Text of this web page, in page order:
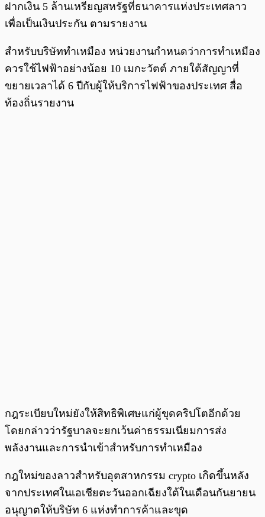
ฝากเงิน 5 ล้านเหรียญสหรัฐที่ธนาคารแห่งประเทศลาว
เพื่อเป็นเงินประกัน ตามรายงาน
สำหรับบริษัททำเหมือง หน่วยงานกำหนดว่าการทำเหมือง
ควรใช้ไฟฟ้าอย่างน้อย 10 เมกะวัตต์ ภายใต้สัญญาที่
ขยายเวลาได้ 6 ปีกับผู้ให้บริการไฟฟ้าของประเทศ สื่อ
ท้องถิ่นรายงาน
กฎระเบียบใหม่ยังให้สิทธิพิเศษแก่ผู้ขุดคริปโตอีกด้วย
โดยกล่าวว่ารัฐบาลจะยกเว้นค่าธรรมเนียมการส่ง
พลังงานและการนำเข้าสำหรับการทำเหมือง
กฎใหม่ของลาวสำหรับอุตสาหกรรม crypto เกิดขึ้นหลัง
จากประเทศในเอเชียตะวันออกเฉียงใต้ในเดือนกันยายน
อนุญาตให้บริษัท 6 แห่งทำการค้าและขุด